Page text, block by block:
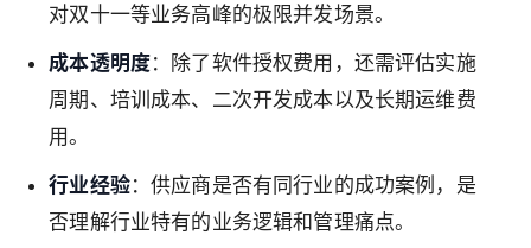
对双十一等业务高峰的极限并发场景。
成本透明度：除了软件授权费用，还需评估实施
周期、培训成本、二次开发成本以及长期运维费
用。
行业经验：供应商是否有同行业的成功案例，是
否理解行业特有的业务逻辑和管理痛点。